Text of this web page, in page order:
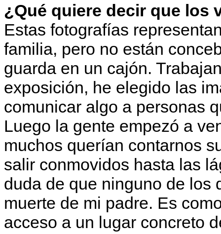
¿Qué quiere decir que los
Estas fotografías
familia, pero no están
guarda en un cajón.
exposición, he elegido las
comunicar algo a personas
Luego la gente empezó a
muchos querían contarnos
salir conmovidos hasta las
duda de que ninguno de los
muerte de mi padre. Es
acceso a un lugar concreto